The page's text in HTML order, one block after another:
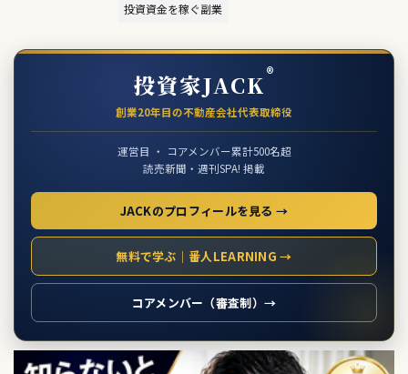
投資資金を稼ぐ副業
投資家JACK®
創業20年目の不動産会社代表取締役
運営目 ・ コアメンバー累計500名超
読売新聞・週刊SPA! 掲載
JACKのプロフィールを見る →
無料で学ぶ｜番人LEARNING →
コアメンバー（審査制）→